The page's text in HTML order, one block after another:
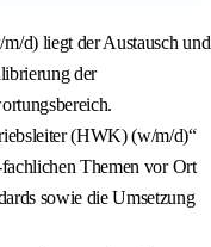
d) liegt der Austausch und
der
(HWK) (w/m/d)“
Themen vor Ort
sowie die Umsetzung